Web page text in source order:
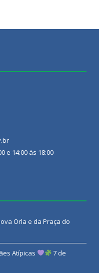
e 14:00 às 18:00
Orla e da Praça do
Atípicas
7 de